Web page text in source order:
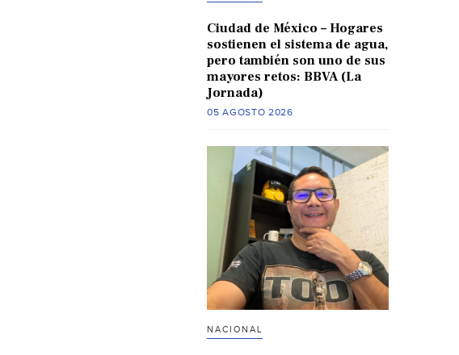
Ciudad de México – Hogares
sostienen el sistema de agua,
pero también son uno de sus
mayores retos: BBVA (La
Jornada)
05 AGOSTO 2026
NACIONAL